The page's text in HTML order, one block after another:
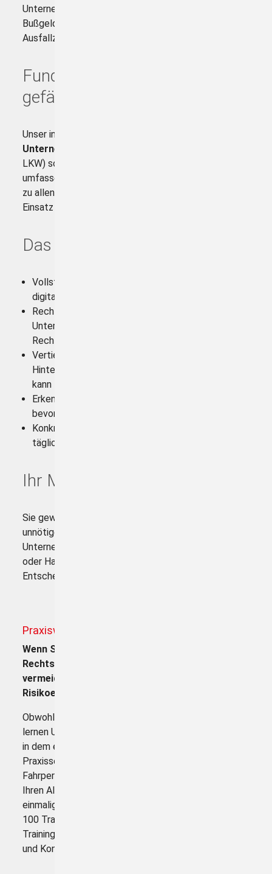
Unternehmen, die hier nicht vorbereitet sind, riskieren
Bußgelder, Kontrollprobleme und unnötige
Ausfallzeiten.
Fundiertes Wissen statt
gefährlicher Mythen
Unser in Deutschland einmaliges
Unternehmen mit eigenem Fuhrpark
LKW) sowie verantwortliche Personen vermittelt
umfassendes, herstellerübergreifendes Know-how
zu allen digitalen Fahrtenschreibern, die aktuell im
Einsatz sind.
Das erwartet Sie im Seminar
Vollständige und praxisnahe Behandlung aller
digitalen Fahrtenschreiber
Rechtssichere Umsetzung der
Unternehmerpflichten nach EU- und nationalem
Recht
Vertiefte Analyse digitaler Tachodaten mit
Hintergrundwissen, das keine Software erkennen
kann
Erkennen von Fehlern, Manipulationen und Risiken,
bevor sie zu Bußgeldern führen
Konkrete Handlungsempfehlungen für den
täglichen Fuhrparkbetrieb
Ihr Mehrwert
Sie gewinnen echte Handlungssicherheit, vermeiden
unnötige Risiken und stärken die Compliance Ihres
Unternehmens nachhaltig. Statt sich auf Mythen
oder Halbwissen zu verlassen, treffen Sie
Entscheidungen auf Basis fundierter Expertise.
Praxisworkshop für mehr Know-how
Wenn Sie Ihre Kenntnisse über die relevanten
Rechtsvorschriften ständig aktualisieren,
vermeiden Sie Bußgelder und eine schlechte
Risikoeinstufung.
Obwohl das Fahrpersonalrecht sehr komplex ist,
lernen Unternehmer, Disponenten und Verkehrsleiter
in dem eigens für diese Zielgruppe entwickelten
Praxisseminar alles, was sie im Bereich
Fahrpersonalrecht / digitale Fahrtenschreiber für
Ihren Alltag wissen müssen. Dies gelingt durch eine
einmalige Mischung aus Theorie und Praxis mit bis zu
100 Trainingsgeräten inklusive viele hundert
Trainingskarten (Fahrer-, Unternehmens-, Werkstatt-
und Kontrollkarten)